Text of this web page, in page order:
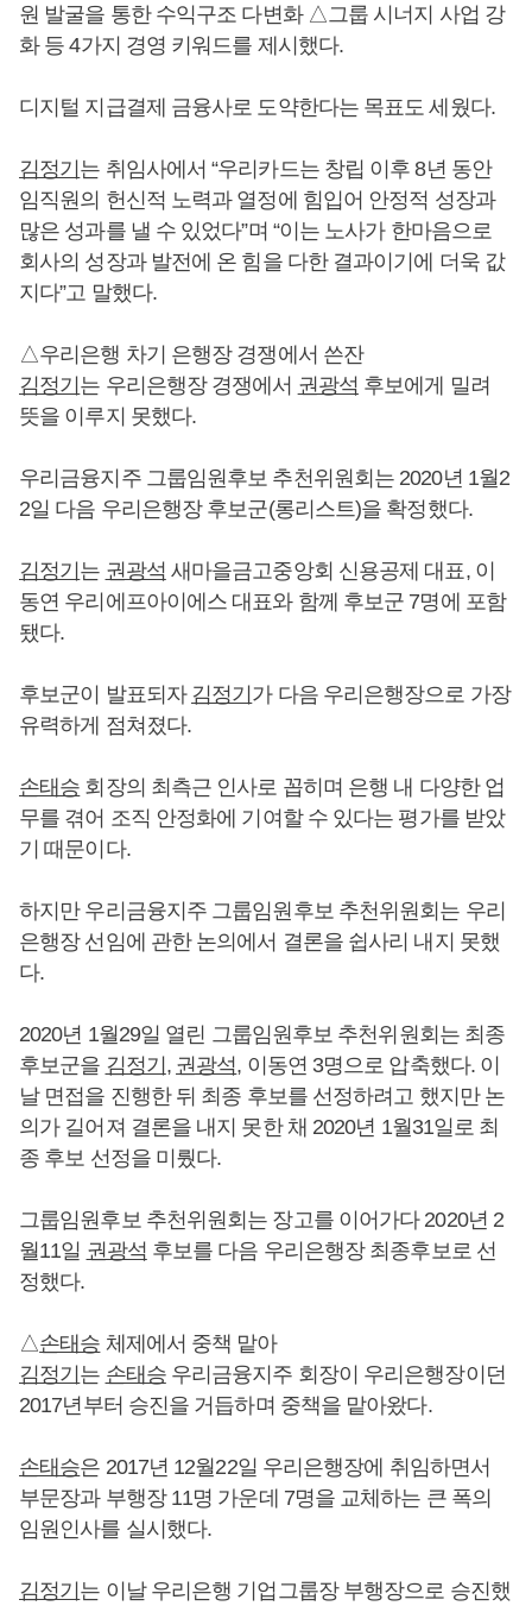
원 발굴을 통한 수익구조 다변화 △그룹 시너지 사업 강
화 등 4가지 경영 키워드를 제시했다.
디지털 지급결제 금융사로 도약한다는 목표도 세웠다.
김정기는 취임사에서 “우리카드는 창립 이후 8년 동안
임직원의 헌신적 노력과 열정에 힘입어 안정적 성장과
많은 성과를 낼 수 있었다”며 “이는 노사가 한마음으로
회사의 성장과 발전에 온 힘을 다한 결과이기에 더욱 값
지다”고 말했다.
△우리은행 차기 은행장 경쟁에서 쓴잔
김정기는 우리은행장 경쟁에서 권광석 후보에게 밀려
뜻을 이루지 못했다.
우리금융지주 그룹임원후보 추천위원회는 2020년 1월2
2일 다음 우리은행장 후보군(롱리스트)을 확정했다.
김정기는 권광석 새마을금고중앙회 신용공제 대표, 이
동연 우리에프아이에스 대표와 함께 후보군 7명에 포함
됐다.
후보군이 발표되자 김정기가 다음 우리은행장으로 가장
유력하게 점쳐졌다.
손태승 회장의 최측근 인사로 꼽히며 은행 내 다양한 업
무를 겪어 조직 안정화에 기여할 수 있다는 평가를 받았
기 때문이다.
하지만 우리금융지주 그룹임원후보 추천위원회는 우리
은행장 선임에 관한 논의에서 결론을 쉽사리 내지 못했
다.
2020년 1월29일 열린 그룹임원후보 추천위원회는 최종
후보군을 김정기, 권광석, 이동연 3명으로 압축했다. 이
날 면접을 진행한 뒤 최종 후보를 선정하려고 했지만 논
의가 길어져 결론을 내지 못한 채 2020년 1월31일로 최
종 후보 선정을 미뤘다.
그룹임원후보 추천위원회는 장고를 이어가다 2020년 2
월11일 권광석 후보를 다음 우리은행장 최종후보로 선
정했다.
△손태승 체제에서 중책 맡아
김정기는 손태승우리금융지주 회장이 우리은행장이던
2017년부터 승진을 거듭하며 중책을 맡아왔다.
손태승은 2017년 12월22일 우리은행장에 취임하면서
부문장과 부행장 11명 가운데 7명을 교체하는 큰 폭의
임원인사를 실시했다.
김정기는 이날 우리은행 기업그룹장 부행장으로 승진했